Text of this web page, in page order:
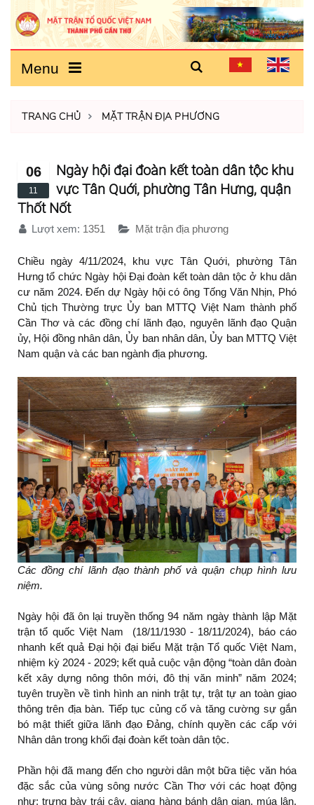
Menu
TRANG CHỦ MẶT TRẬN ĐỊA PHƯƠNG
06
11
Ngày hội đại đoàn kết toàn dân tộc khu
vực Tân Quới, phường Tân Hưng, quận
Thốt Nốt
Lượt xem: 1351 Mặt trận địa phương
Chiều ngày 4/11/2024, khu vực Tân Quới, phường Tân
Hưng tổ chức Ngày hội Đại đoàn kết toàn dân tộc ở khu dân
cư năm 2024. Đến dự Ngày hội có ông Tống Văn Nhịn, Phó
Chủ tịch Thường trực Ủy ban MTTQ Việt Nam thành phố
Cần Thơ và các đồng chí lãnh đạo, nguyên lãnh đạo Quận
ủy, Hội đồng nhân dân, Ủy ban nhân dân, Ủy ban MTTQ Việt
Nam quận và các ban ngành địa phương.
Các đồng chí lãnh đạo thành phố và quận chụp hình lưu
niệm.
Ngày hội đã ôn lại truyền thống 94 năm ngày thành lập Mặt
trận tổ quốc Việt Nam (18/11/1930 - 18/11/2024), báo cáo
nhanh kết quả Đại hội đại biểu Mặt trận Tổ quốc Việt Nam,
nhiệm kỳ 2024 - 2029; kết quả cuộc vận động “toàn dân đoàn
kết xây dựng nông thôn mới, đô thị văn minh” năm 2024;
tuyên truyền về tình hình an ninh trật tự, trật tự an toàn giao
thông trên địa bàn. Tiếp tục củng cố và tăng cường sự gắn
bó mật thiết giữa lãnh đạo Đảng, chính quyền các cấp với
Nhân dân trong khối đại đoàn kết toàn dân tộc.
Phần hội đã mang đến cho người dân một bữa tiệc văn hóa
đặc sắc của vùng sông nước Cần Thơ với các hoạt động
như: trưng bày trái cây, giang hàng bánh dân gian, múa lân,